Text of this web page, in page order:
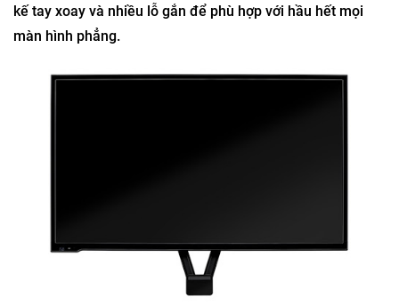
kế tay xoay và nhiều lỗ gắn để phù hợp với hầu hết mọi
màn hình phẳng.